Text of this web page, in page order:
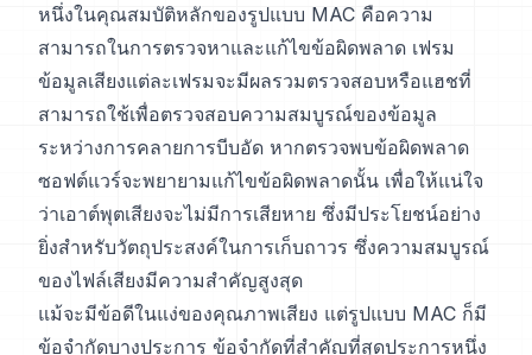
หนึ่งในคุณสมบัติหลักของรูปแบบ MAC คือความ
สามารถในการตรวจหาและแก้ไขข้อผิดพลาด เฟรม
ข้อมูลเสียงแต่ละเฟรมจะมีผลรวมตรวจสอบหรือแฮชที่
สามารถใช้เพื่อตรวจสอบความสมบูรณ์ของข้อมูล
ระหว่างการคลายการบีบอัด หากตรวจพบข้อผิดพลาด
ซอฟต์แวร์จะพยายามแก้ไขข้อผิดพลาดนั้น เพื่อให้แน่ใจ
ว่าเอาต์พุตเสียงจะไม่มีการเสียหาย ซึ่งมีประโยชน์อย่าง
ยิ่งสำหรับวัตถุประสงค์ในการเก็บถาวร ซึ่งความสมบูรณ์
ของไฟล์เสียงมีความสำคัญสูงสุด
แม้จะมีข้อดีในแง่ของคุณภาพเสียง แต่รูปแบบ MAC ก็มี
ข้อจำกัดบางประการ ข้อจำกัดที่สำคัญที่สุดประการหนึ่ง